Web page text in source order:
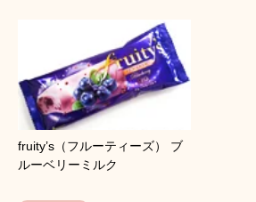
fruity’s（フルーティーズ） ブ
ルーベリーミルク